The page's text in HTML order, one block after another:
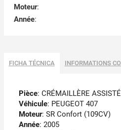
Moteur:
Année:
FICHA TÉCNICA INFORMATIONS
Pièce: CRÉMAILLÈRE
Véhicule: PEUGEOT 407
Moteur: SR Confort (109CV)
Année: 2005